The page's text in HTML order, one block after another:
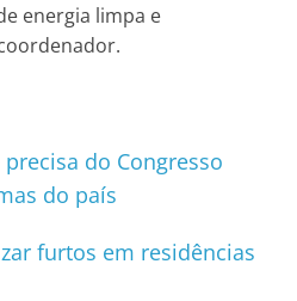
energia limpa e
do Congresso
do país
furtos em residências